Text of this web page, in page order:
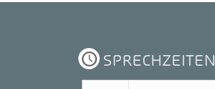
SPRECHZEITEN